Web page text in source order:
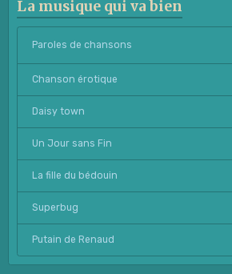
La musique qui va bien
Paroles de chansons
Chanson érotique
Daisy town
Un Jour sans Fin
La fille du bédouin
Superbug
Putain de Renaud